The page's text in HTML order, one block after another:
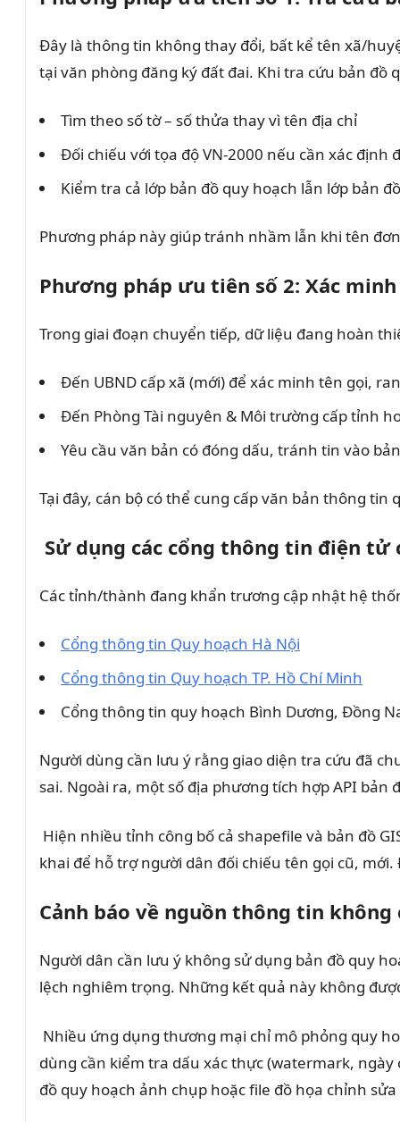
Đây là thông tin không thay đổi, bất kể tên xã/
tại văn phòng đăng ký đất đai. Khi tra cứu bản đồ
Tìm theo số tờ – số thửa thay vì tên địa chỉ
Đối chiếu với tọa độ VN-2000 nếu cần xác định
Kiểm tra cả lớp bản đồ quy hoạch lẫn lớp bản
Phương pháp này giúp tránh nhầm lẫn khi tên
Phương pháp ưu tiên số 2: Xác
Trong giai đoạn chuyển tiếp, dữ liệu đang hoàn
Đến UBND cấp xã (mới) để xác minh tên gọi,
Đến Phòng Tài nguyên & Môi trường cấp tỉnh
Yêu cầu văn bản có đóng dấu, tránh tin vào
Tại đây, cán bộ có thể cung cấp văn bản thông
Sử dụng các cổng thông tin điện tử
Các tỉnh/thành đang khẩn trương cập nhật hệ
Cổng thông tin Quy hoạch Hà Nội
Cổng thông tin Quy hoạch TP. Hồ Chí Minh
Cổng thông tin quy hoạch Bình Dương, Đồng
Người dùng cần lưu ý rằng giao diện tra cứu đã
sai. Ngoài ra, một số địa phương tích hợp API
Hiện nhiều tỉnh công bố cả shapefile và bản đồ
khai để hỗ trợ người dân đối chiếu tên gọi cũ,
Cảnh báo về nguồn thông tin
Người dân cần lưu ý không sử dụng bản đồ quy
lệch nghiêm trọng. Những kết quả này không
Nhiều ứng dụng thương mại chỉ mô phỏng quy
dùng cần kiểm tra dấu xác thực (watermark,
đồ quy hoạch ảnh chụp hoặc file đồ họa chỉnh